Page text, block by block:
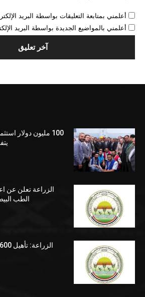
أعلمني بمتابعة التعليقات بواسطة البريد
أعلمني بالمواضيع الجديدة بواسطة البريد
100 مليون دولار
الزراعة تعلن عن
الطب